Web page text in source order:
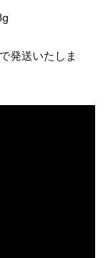
発送いたしま